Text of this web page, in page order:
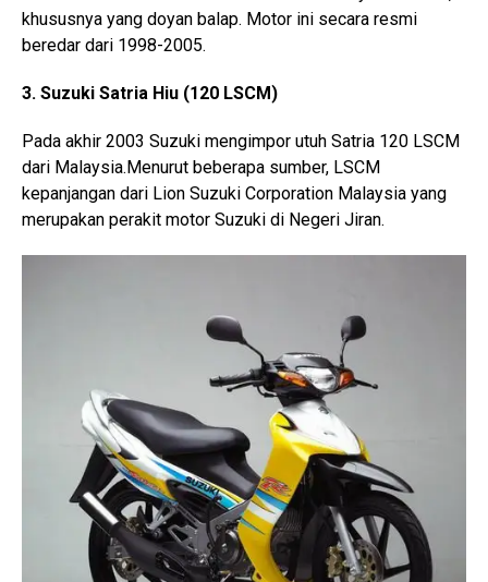
khususnya yang doyan balap. Motor ini secara resmi
beredar dari 1998-2005.
3. Suzuki Satria Hiu (120 LSCM)
Pada akhir 2003 Suzuki mengimpor utuh Satria 120 LSCM
dari Malaysia.Menurut beberapa sumber, LSCM
kepanjangan dari Lion Suzuki Corporation Malaysia yang
merupakan perakit motor Suzuki di Negeri Jiran.